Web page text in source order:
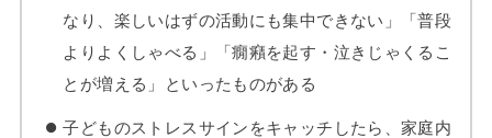
なり、楽しいはずの活動にも集中できない」「普段
よりよくしゃべる」「癇癪を起す・泣きじゃくるこ
とが増える」といったものがある
子どものストレスサインをキャッチしたら、家庭内